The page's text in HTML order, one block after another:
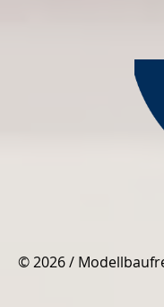
© 2026 /